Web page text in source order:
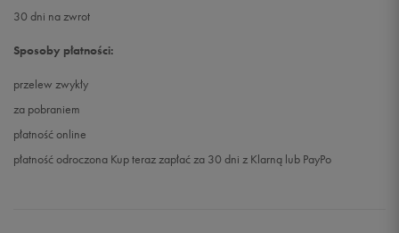
30 dni na zwrot
Sposoby płatności:
przelew zwykły
za pobraniem
płatność online
płatność odroczona Kup teraz zapłać za 30 dni z Klarną lub PayPo